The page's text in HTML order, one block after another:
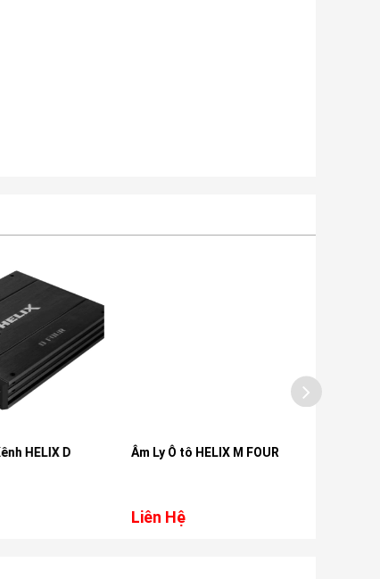
HELIX D
Âm Ly Ô tô HELIX M FOUR
Liên Hệ